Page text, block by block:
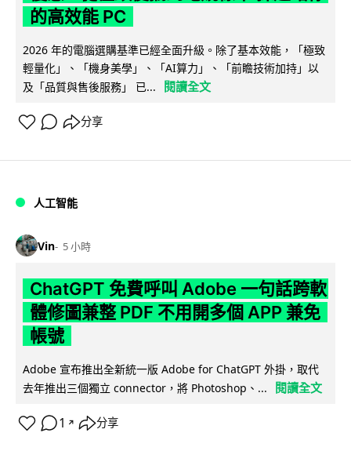
的高效能 PC
2026 年的電腦選購基準已經全面升級。除了基本效能，「極致
輕量化」、「機身美學」、「AI算力」、「前瞻技術加持」以
及「品質與售後服務」 已...
閱讀全文
分享
人工智能
Vin 5 小時
ChatGPT 免費呼叫 Adobe 一句話跨軟
體修圖兼整 PDF 不用開多個 APP 兼免
帳號
Adobe 宣布推出全新統一版 Adobe for ChatGPT 外掛，取代
去年推出三個獨立 connector，將 Photoshop、...
閱讀全文
1 ↗ 分享